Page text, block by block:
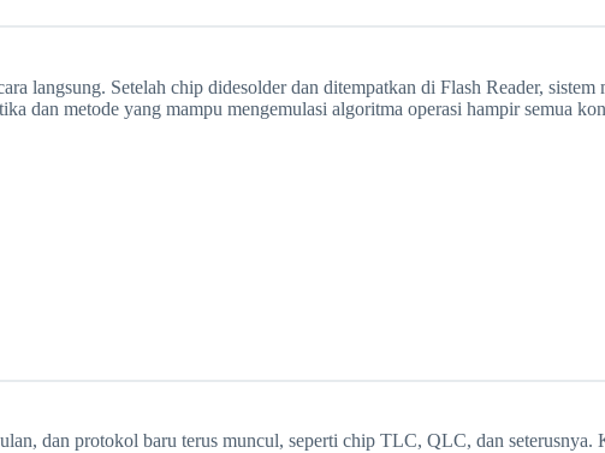
langsung. Setelah chip didesolder dan ditempatkan di Flash Reader, sistem
dan metode yang mampu mengemulasi algoritma operasi hampir semua
dan protokol baru terus muncul, seperti chip TLC, QLC, dan seterusnya.